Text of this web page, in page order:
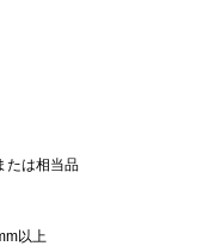
たは相当品
以上